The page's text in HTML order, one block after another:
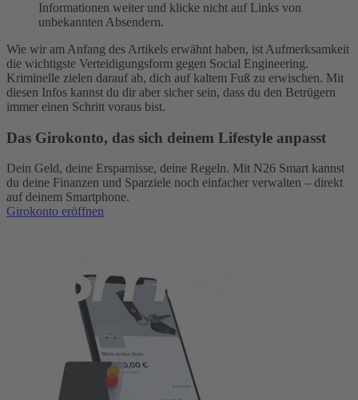
Informationen weiter und klicke nicht auf Links von
unbekannten Absendern.
Wie wir am Anfang des Artikels erwähnt haben, ist Aufmerksamkeit
die wichtigste Verteidigungsform gegen Social Engineering.
Kriminelle zielen darauf ab, dich auf kaltem Fuß zu erwischen. Mit
diesen Infos kannst du dir aber sicher sein, dass du den Betrügern
immer einen Schritt voraus bist.
Das Girokonto, das sich deinem Lifestyle anpasst
Dein Geld, deine Ersparnisse, deine Regeln. Mit N26 Smart kannst
du deine Finanzen und Sparziele noch einfacher verwalten – direkt
auf deinem Smartphone.
Girokonto eröffnen